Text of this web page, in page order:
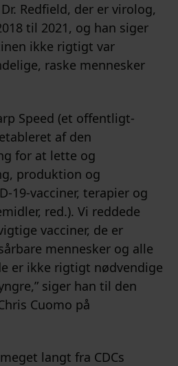
Redfield, der er virolog,
til 2021, og han siger
ikke rigtigt var
raske mennesker
Speed (et offentligt-
af den
for at lette og
produktion og
19-vacciner, terapier og
red.). Vi reddede
vacciner, de er
mennesker og alle
er ikke rigtigt nødvendige
siger han til den
Cuomo på
langt fra CDCs